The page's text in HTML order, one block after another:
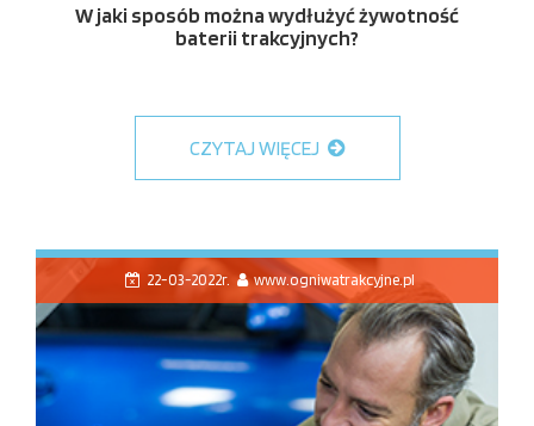
W jaki sposób można wydłużyć żywotność
baterii trakcyjnych?
CZYTAJ WIĘCEJ
22-03-2022r. www.ogniwatrakcyjne.pl